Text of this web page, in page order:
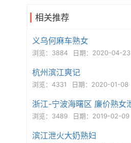
相关推荐
义乌何麻车熟女
浏览：3884 日期：2020-04-23
杭州滨江爽记
浏览：4331 日期：2020-01-08
浏览：3489 日期：2019-02-09
滨江泄火大奶熟妇